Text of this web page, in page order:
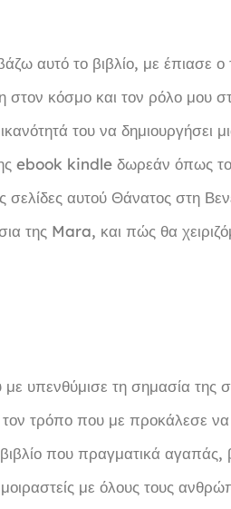
αυτό το βιβλίο, με έπιασε ο
κόσμο και τον ρόλο μου
του να δημιουργήσει
ebook kindle δωρεάν όπως
αυτού Θάνατος στη
της Mara, και πώς θα
υπενθύμισε τη σημασία της
τρόπο που με προκάλεσε να
βιβλίο που πραγματικά
με όλους τους